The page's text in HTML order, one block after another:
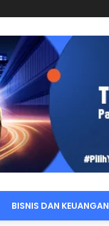
BISNIS DAN KEUANGAN